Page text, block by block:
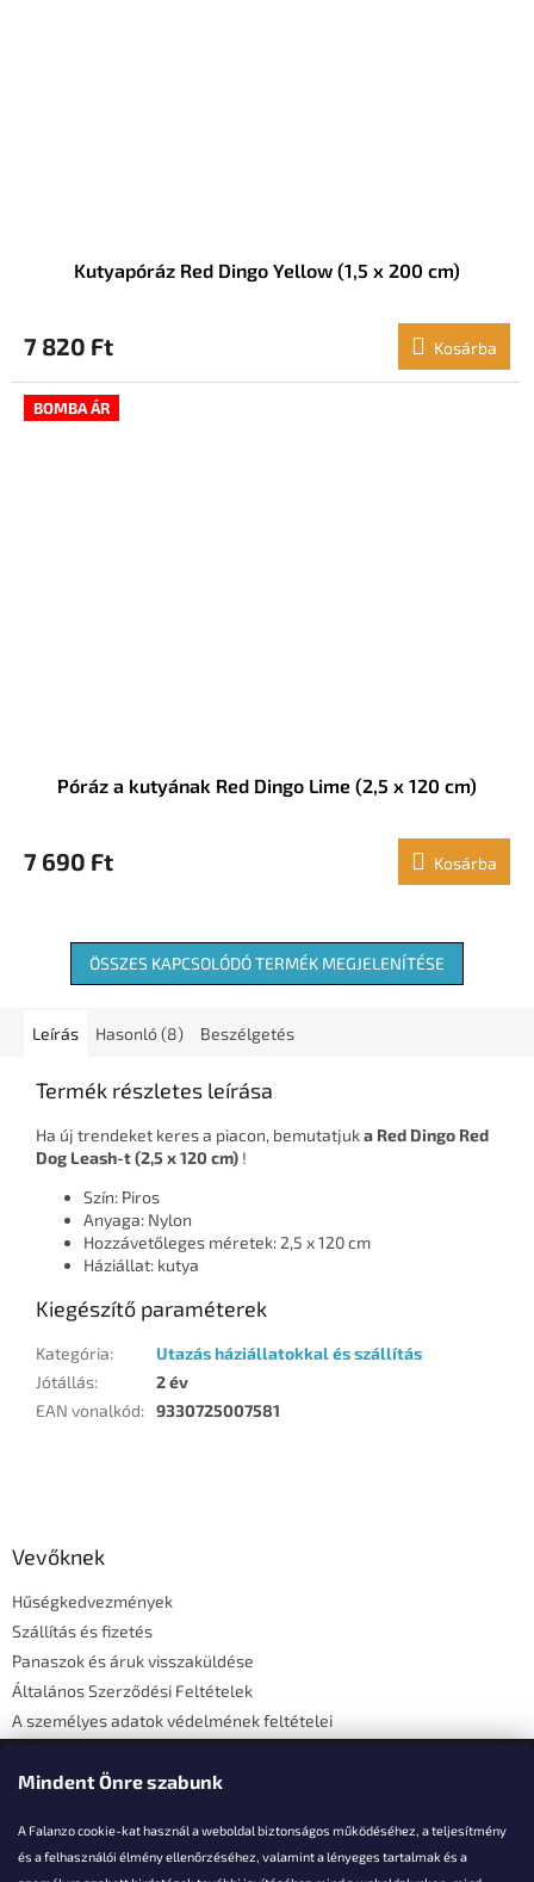
Mindent Önre szabunk
A Falanzo cookie-kat használ a weboldal biztonságos működéséhez, a teljesítmény
és a felhasználói élmény ellenőrzéséhez, valamint a lényeges tartalmak és a
Kutyapóráz Red Dingo Yellow (1,5 x 200 cm)
7 820 Ft Kosárba
BOMBA ÁR
Póráz a kutyának Red Dingo Lime (2,5 x 120 cm)
7 690 Ft Kosárba
ÖSSZES KAPCSOLÓDÓ TERMÉK MEGJELENÍTÉSE
Leírás Hasonló (8) Beszélgetés
Termék részletes leírása
Ha új trendeket keres a piacon, bemutatjuka Red Dingo Red
Dog Leash-t (2,5 x 120 cm) !
Szín: Piros
Anyaga: Nylon
Hozzávetőleges méretek: 2,5 x 120 cm
Háziállat: kutya
Kiegészítő paraméterek
Kategória:
Utazás háziállatokkal és szállítás
Jótállás:
2 év
EAN vonalkód: 9330725007581
Vevőknek
Hűségkedvezmények
Szállítás és fizetés
Panaszok és áruk visszaküldése
Általános Szerződési Feltételek
A személyes adatok védelmének feltételei
Elérhetőségi adatok